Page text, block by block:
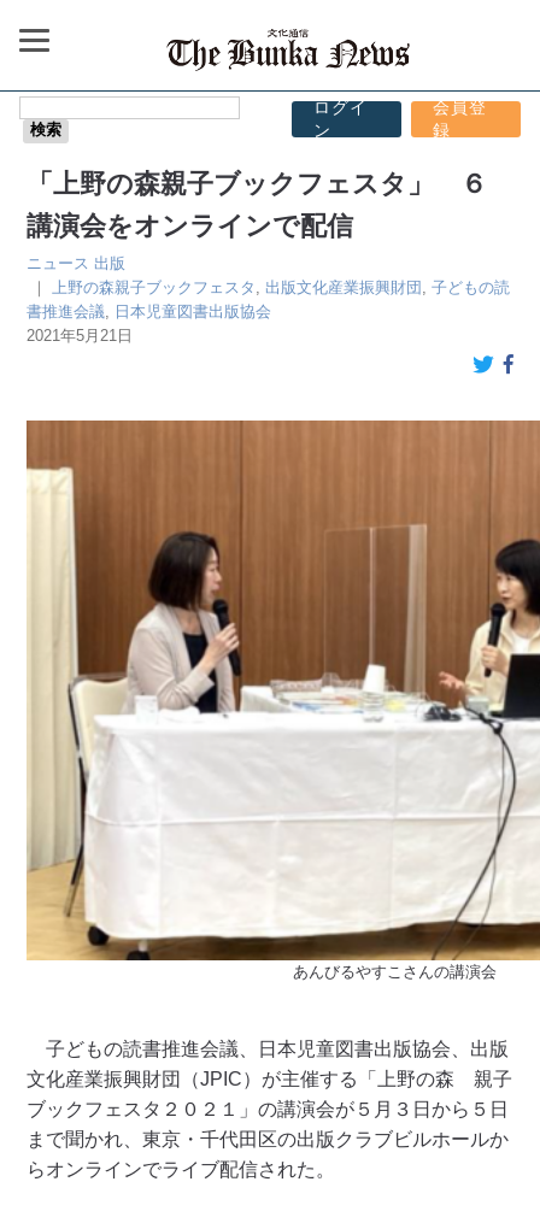
ログイ
ン
会員登
録
「上野の森親子ブックフェスタ」 ６
講演会をオンラインで配信
ニュース 出版
｜
上野の森親子ブックフェスタ 出版文化産業振興財団 ,子どもの読
書推進会議
日本児童図書出版協会
2021年5月21日
あんびるやすこさんの講演会
子どもの読書推進会議、日本児童図書出版協会、出版
文化産業振興財団（JPIC）が主催する「上野の森 親子
ブックフェスタ２０２１」の講演会が５月３日から５日
まで聞かれ、東京・千代田区の出版クラブビルホールか
らオンラインでライブ配信された。